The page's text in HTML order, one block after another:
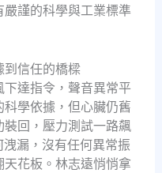
謹的科學與工業標準
到信任的橋樑
下達指令，聲音異常平
學依據，但心臟仍舊
回，壓力測試一路飆
漏，沒有任何異常振
花板。林志遠悄悄拿